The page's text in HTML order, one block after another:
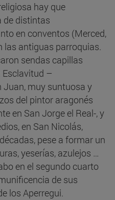
hay que
de distintas
en conventos (Merced,
las antiguas parroquias.
sendas capillas
Esclavitud –
Juan, muy suntuosa y
del pintor aragonés
en San Jorge el Real-, y
en San Nicolás,
pese a formar un
yeserías, azulejos …
en el segundo cuarto
de sus
los Aperregui.